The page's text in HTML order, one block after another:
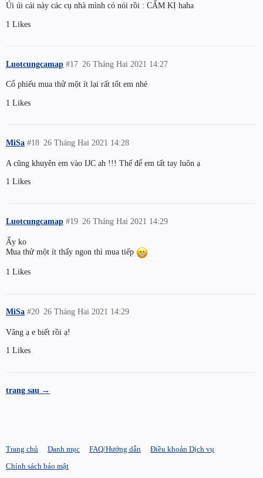
Úi úi cái này các cụ nhà mình có nói rồi : CẤM KỊ haha
1 Likes
Luotcungcamap 26 Tháng Hai 2021 14:27
#17
Cổ phiếu mua thử một ít lại rất tốt em nhé
1 Likes
MiSa 26 Tháng Hai 2021 14:28
#18
A cũng khuyên em vào IJC ah !!! Thế để em tất tay luôn ạ
1 Likes
Luotcungcamap 26 Tháng Hai 2021 14:29
#19
Ấy ko
Mua thử một ít thấy ngon thì mua tiếp
1 Likes
MiSa 26 Tháng Hai 2021 14:29
#20
Vâng ạ e biết rồi ạ!
1 Likes
trang sau →
Trang chủ Danh mục FAQ/Hướng dẫn
Điều khoản Dịch vụ
Chính sách bảo mật